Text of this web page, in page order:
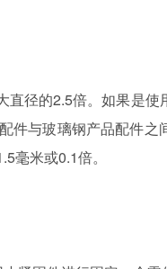
径的2.5倍。如果是使
件与玻璃钢产品配件
毫米或0.1倍。